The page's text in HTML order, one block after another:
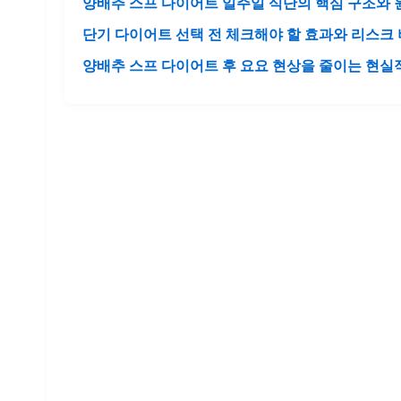
단기 다이어트 선택 전 체크해야 할 효과와 리스크
양배추 스프 다이어트 후 요요 현상을 줄이는 현실